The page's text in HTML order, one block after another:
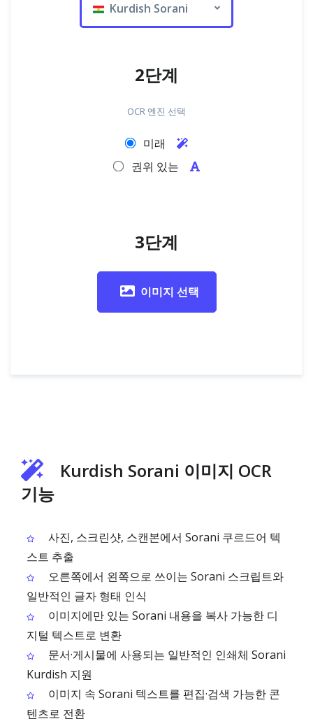
Kurdish Sorani
2단계
OCR 엔진 선택
미래
권위 있는
3단계
이미지 선택
Kurdish Sorani 이미지 OCR
기능
사진, 스크린샷, 스캔본에서 Sorani 쿠르드어 텍
스트 추출
오른쪽에서 왼쪽으로 쓰이는 Sorani 스크립트와
일반적인 글자 형태 인식
이미지에만 있는 Sorani 내용을 복사 가능한 디
지털 텍스트로 변환
문서·게시물에 사용되는 일반적인 인쇄체 Sorani
Kurdish 지원
이미지 속 Sorani 텍스트를 편집·검색 가능한 콘
텐츠로 전환